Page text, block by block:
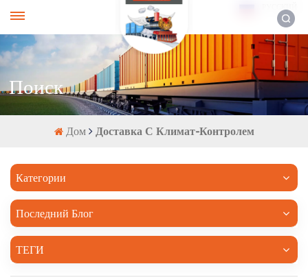
Поиск
Дом Доставка С Климат-Контролем
Категории
Последний Блог
ТЕГИ